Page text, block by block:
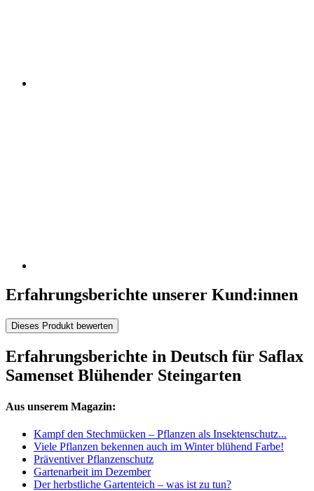
Erfahrungsberichte unserer Kund:innen
Dieses Produkt bewerten
Erfahrungsberichte in Deutsch für Saflax
Samenset Blühender Steingarten
Aus unserem Magazin:
Kampf den Stechmücken – Pflanzen als Insektenschutz...
Viele Pflanzen bekennen auch im Winter blühend Farbe!
Präventiver Pflanzenschutz
Gartenarbeit im Dezember
Der herbstliche Gartenteich – was ist zu tun?